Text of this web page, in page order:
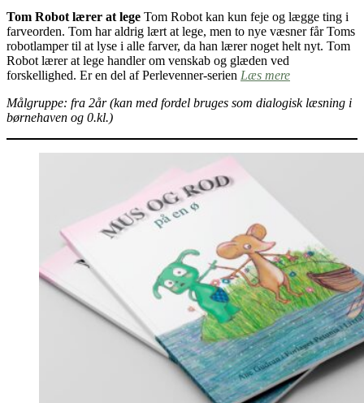
Tom Robot lærer at lege Tom Robot kan kun feje og lægge ting i
farveorden. Tom har aldrig lært at lege, men to nye væsner får Toms
robotlamper til at lyse i alle farver, da han lærer noget helt nyt. Tom
Robot lærer at lege handler om venskab og glæden ved
forskellighed. Er en del af Perlevenner-serien Læs mere
Målgruppe: fra 2år (kan med fordel bruges som dialogisk læsning i
børnehaven og 0.kl.)